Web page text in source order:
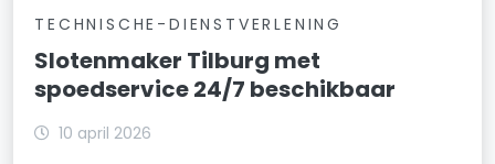
TECHNISCHE-DIENSTVERLENING
Slotenmaker Tilburg met
spoedservice 24/7 beschikbaar
10 april 2026